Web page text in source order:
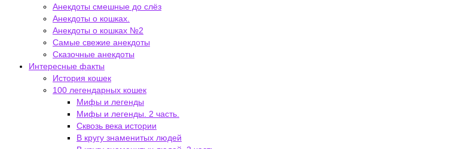
Анекдоты смешные до слёз
Анекдоты о кошках.
Анекдоты о кошках №2
Самые свежие анекдоты
Сказочные анекдоты
Интересные факты
История кошек
100 легендарных кошек
Мифы и легенды
Мифы и легенды. 2 часть.
Сквозь века истории
В кругу знаменитых людей